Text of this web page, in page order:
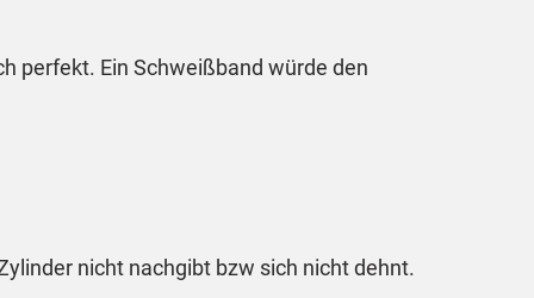
perfekt. Ein Schweißband würde den
nicht nachgibt bzw sich nicht dehnt.